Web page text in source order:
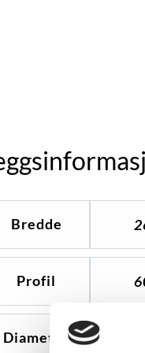
Bredde
Profil
Diameter